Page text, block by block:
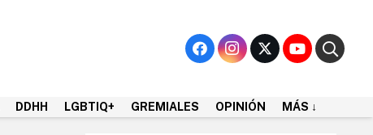
DDHH LGBTIQ+ GREMIALES OPINIÓN MÁS ↓